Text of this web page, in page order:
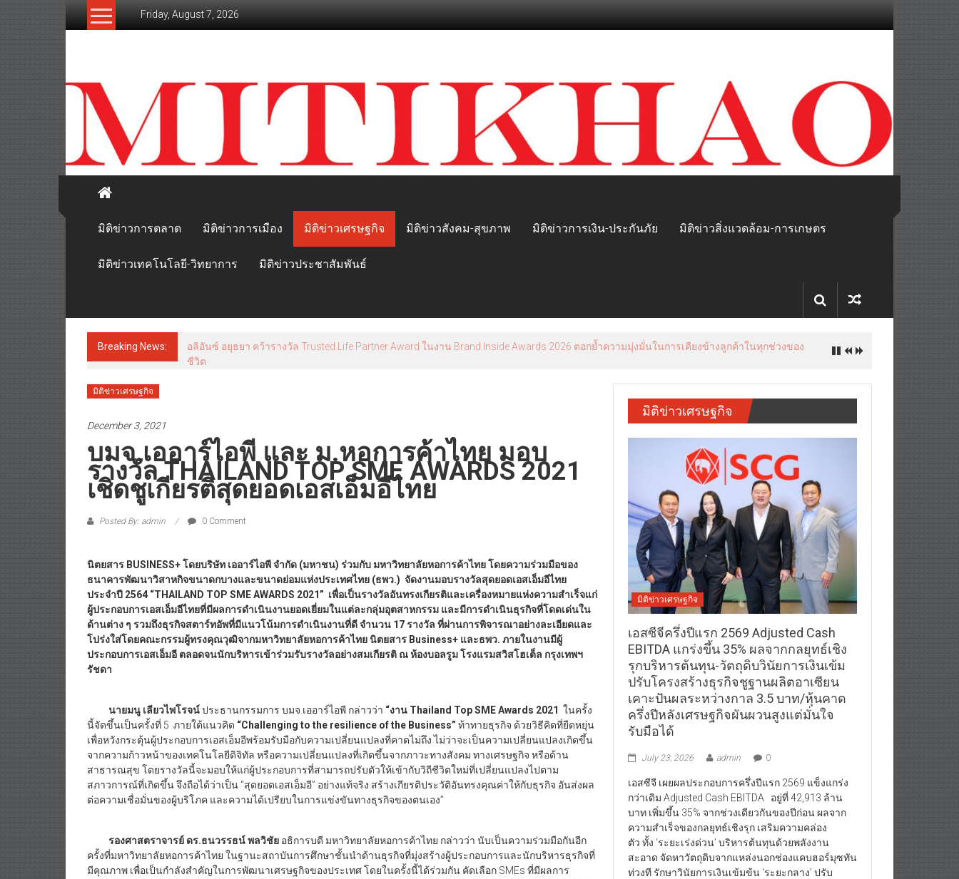
Friday, August 7, 2026
สะท้อน
ลึก
ทุก
เหลี่ยม
มุม
เศรษฐกิจ-
การเมือง-
สังคม
มิติข่าวการตลาด
มิติข่าวการเมือง มิติข่าวเศรษฐกิจ มิติข่าวสังคม-สุขภาพ มิติข่าวการเงิน-ประกันภัย มิติข่าวสิ่งแวดล้อม-การเกษตร
มิติข่าวเทคโนโลยี-วิทยาการ มิติข่าวประชาสัมพันธ์
Breaking News:
อลิอันซ์ อยุธยา คว้ารางวัล Trusted Life Partner Award ในงาน Brand Inside Awards 2026 ตอกย้ำความมุ่งมั่นในการเคียงข้างลูกค้าในทุกช่วงของ
ชีวิต
มิติข่าวเศรษฐกิจ
December 3, 2021
บมจ.เออาร์ไอพี และ ม.หอการค้าไทย มอบ
รางวัล THAILAND TOP SME AWARDS 2021
เชิดชูเกียรติสุดยอดเอสเอ็มอีไทย
Posted By: admin 0 Comment
นิตยสาร BUSINESS+ โดยบริษัท เออาร์ไอพี จำกัด (มหาชน) ร่วมกับ มหาวิทยาลัยหอการค้าไทย โดยความร่วมมือของ
ธนาคารพัฒนาวิสาหกิจขนาดกบางและขนาดย่อมแห่งประเทศไทย (ธพว.) จัดงานมอบรางวัลสุดยอดเอสเอ็มอีไทย
ประจำปี 2564 “THAILAND TOP SME AWARDS 2021” เพื่อเป็นรางวัลอันทรงเกียรติและเครื่องหมายแห่งความสำเร็จแก่
ผู้ประกอบการเอสเอ็มอีไทยที่มีผลการดำเนินงานยอดเยี่ยมในแต่ละกลุ่มอุตสาหกรรม และมีการดำเนินธุรกิจที่โดดเด่นใน
ด้านต่าง ๆ รวมถึงธุรกิจสตาร์ทอัพที่มีแนวโน้มการดำเนินงานที่ดี จำนวน 17 รางวัล ที่ผ่านการพิจารณาอย่างละเอียดและ
โปร่งใส่โดยคณะกรรมผู้ทรงคุณวุฒิจากมหาวิทยาลัยหอการค้าไทย นิตยสาร Business+ และธพว. ภายในงานมีผู้
ประกอบการเอสเอ็มอี ตลอดจนนักบริหารเข้าร่วมรับรางวัลอย่างสมเกียรติ ณ ห้องบอลรูม โรงแรมสวิสโฮเต็ล กรุงเทพฯ
รัชดา
นายมนู เลียวไพโรจน์ประธานกรรมการ บมจ.เออาร์ไอพี กล่าวว่า “งาน Thailand Top SME Awards 2021 ในครั้ง
นี้จัดขึ้นเป็นครั้งที่ 5 ภายใต้แนวคิด “Challenging to the resilience of the Business” ท้าทายธุรกิจ ด้วยวิธีคิดที่ยืดหยุ่น
เพื่อหวังกระตุ้นผู้ประกอบการเอสเอ็มอีพร้อมรับมือกับความเปลี่ยนแปลงที่คาดไม่ถึง ไม่ว่าจะเป็นความเปลี่ยนแปลงเกิดขึ้น
จากความก้าวหน้าของเทคโนโลยีดิจิทัล หรือความเปลี่ยนแปลงที่เกิดขึ้นจากภาวะทางสังคม ทางเศรษฐกิจ หรือด้าน
สาธารณสุข โดยรางวัลนี้จะมอบให้แก่ผู้ประกอบการที่สามารถปรับตัวให้เข้ากับวิถีชีวิตใหม่ที่เปลี่ยนแปลงไปตาม
สภาวการณ์ที่เกิดขึ้น จึงถือได้ว่าเป็น “สุดยอดเอสเอ็มอี” อย่างแท้จริง สร้างเกียรติประวัติอันทรงคุณค่าให้กับธุรกิจ อันส่งผล
ต่อความเชื่อมั่นของผู้บริโภค และความได้เปรียบในการแข่งขันทางธุรกิจของตนเอง”
รองศาสตราจารย์ ดร.ธนวรรธน์ พลวิชัย อธิการบดี มหาวิทยาลัยหอการค้าไทย กล่าวว่า นับเป็นความร่วมมือกันอีก
ครั้งที่มหาวิทยาลัยหอการค้าไทย ในฐานะสถาบันการศึกษาชั้นนำด้านธุรกิจที่มุ่งสร้างผู้ประกอบการและนักบริหารธุรกิจที่
มีคุณภาพ เพื่อเป็นกำลังสำคัญในการพัฒนาเศรษฐกิจของประเทศ โดยในครั้งนี้ได้ร่วมกัน คัดเลือก SMEs ที่มีผลการ
มิติข่าวเศรษฐกิจ
มิติข่าวเศรษฐกิจ
เอสซีจีครึ่งปีแรก 2569 Adjusted Cash
EBITDA แกร่งขึ้น 35% ผลจากกลยุทธ์เชิง
รุกบริหารต้นทุน-วัตถุดิบวินัยการเงินเข้ม
ปรับโครงสร้างธุรกิจชูฐานผลิตอาเซียน
เคาะปันผลระหว่างกาล 3.5 บาท/หุ้นคาด
ครึ่งปีหลังเศรษฐกิจผันผวนสูงแต่มั่นใจ
รับมือได้
July 23, 2026 admin 0
เอสซีจี เผยผลประกอบการครึ่งปีแรก 2569 แข็งแกร่ง
กว่าเดิม Adjusted Cash EBITDA อยู่ที่ 42,913 ล้าน
บาท เพิ่มขึ้น 35% จากช่วงเดียวกันของปีก่อน ผลจาก
ความสำเร็จของกลยุทธ์เชิงรุก เสริมความคล่อง
ตัว ทั้ง ‘ระยะเร่งด่วน’ บริหารต้นทุนด้วยพลังงาน
สะอาด จัดหาวัตถุดิบจากแหล่งนอกช่องแคบฮอร์มุซทัน
ท่วงที รักษาวินัยการเงินเข้มข้น ‘ระยะกลาง’ ปรับ